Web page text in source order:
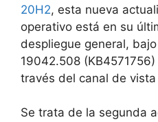
20H2, esta nueva
operativo está en su
despliegue general,
19042.508
través del canal de
Se trata de la segunda